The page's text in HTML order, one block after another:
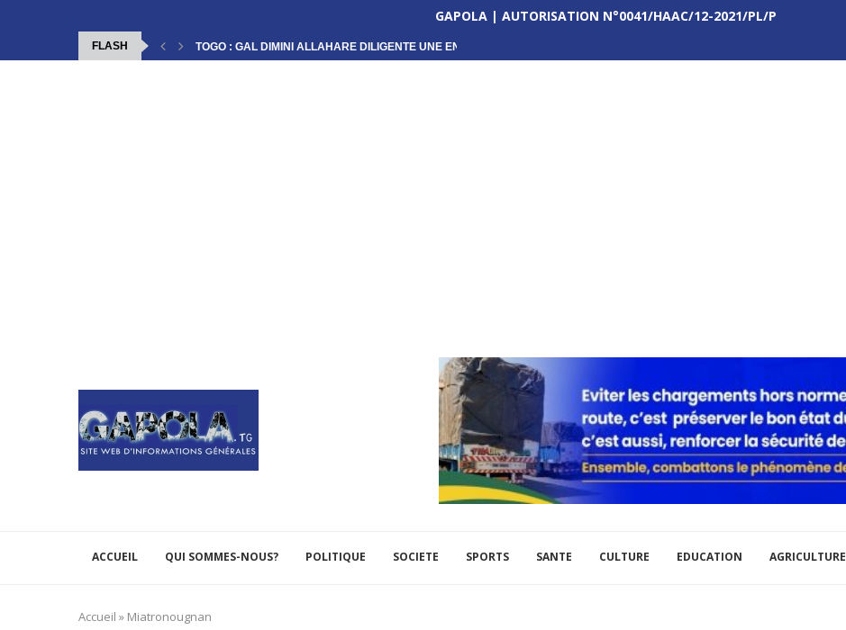
GAPOLA | AUTORISATION N°0041/HAAC/12-2021/PL/P
FLASH TOGO : GAL DIMINI ALLAHARE DILIGENTE UNE ENQUÊTE...
ACCUEIL QUI SOMMES-NOUS? POLITIQUE SOCIETE SPORTS SANTE CULTURE EDUCATION AGRICULTURE
Accueil » Miatronougnan